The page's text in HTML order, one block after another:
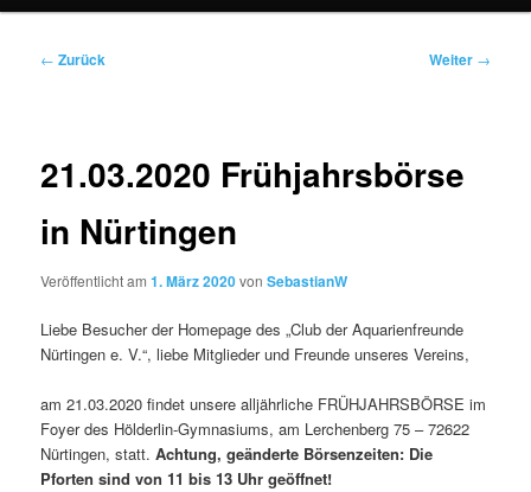
Beitragsnavigation
← Zurück Weiter →
21.03.2020 Frühjahrsbörse
in Nürtingen
Veröffentlicht am1. März 2020vonSebastianW
Liebe Besucher der Homepage des „Club der Aquarienfreunde
Nürtingen e. V.“, liebe Mitglieder und Freunde unseres Vereins,
am 21.03.2020 findet unsere alljährliche FRÜHJAHRSBÖRSE im
Foyer des Hölderlin-Gymnasiums, am Lerchenberg 75 – 72622
Nürtingen, statt.Achtung, geänderte Börsenzeiten: Die
Pforten sind von 11 bis 13 Uhr geöffnet!